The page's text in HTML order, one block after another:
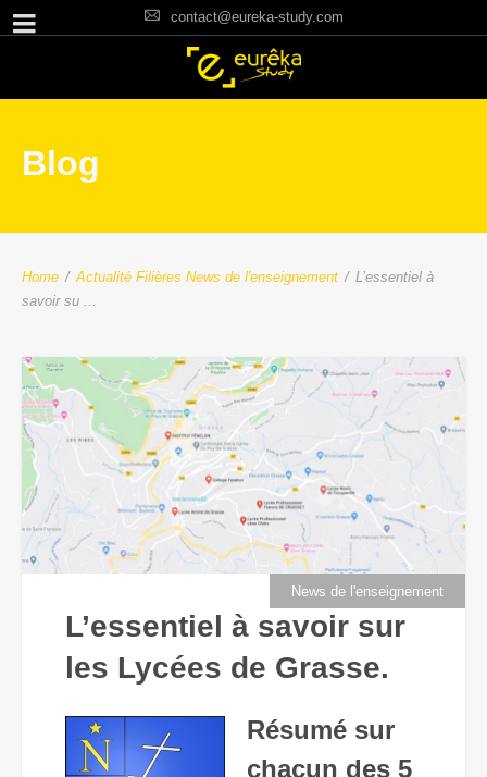
contact@eureka-study.com
Blog
Home / Actualité Filières News de l'enseignement / L’essentiel à
savoir su ...
News de l'enseignement
L’essentiel à savoir sur
les Lycées de Grasse.
Résumé sur
chacun des 5